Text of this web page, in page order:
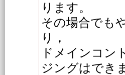
ります。
その場合でも
り，
ドメインコン
ジングはでき